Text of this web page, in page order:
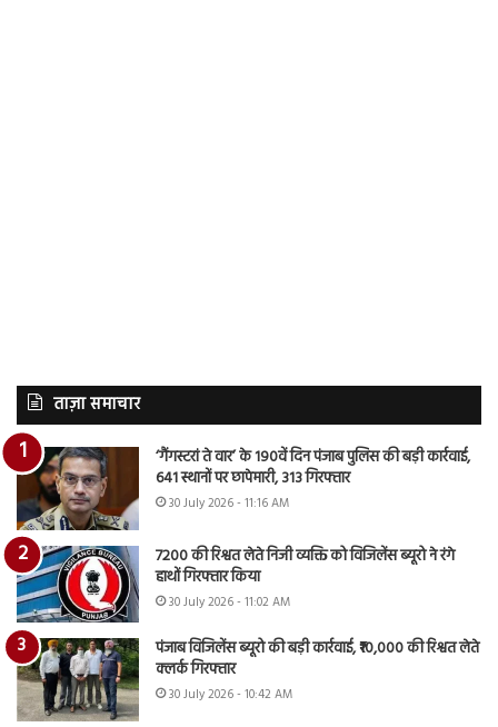
ताज़ा समाचार
‘गैंगस्टरां ते वार’ के 190वें दिन पंजाब पुलिस की बड़ी कार्रवाई,
641 स्थानों पर छापेमारी, 313 गिरफ्तार
30 July 2026 - 11:16 AM
7200 की रिश्वत लेते निजी व्यक्ति को विजिलेंस ब्यूरो ने रंगे
हाथों गिरफ्तार किया
30 July 2026 - 11:02 AM
पंजाब विजिलेंस ब्यूरो की बड़ी कार्रवाई, ₹10,000 की रिश्वत लेते
क्लर्क गिरफ्तार
30 July 2026 - 10:42 AM